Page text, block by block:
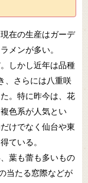
在の生産はガーデ
メンが多い。
しかし近年は品種
、さらには八重咲
。特に昨今は、花
色系が人気とい
けでなく仙台や東
ている。
葉も蕾も多いもの
当たる窓際などが